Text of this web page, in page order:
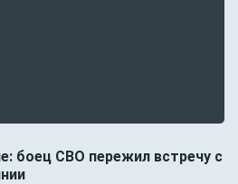
боец СВО пережил встречу с